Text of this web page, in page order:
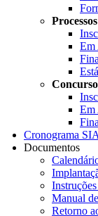
Em
Em
Cronograma
Documentos
Manual
Retorno